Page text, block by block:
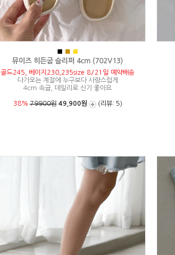
■ ■ ■
뮤이즈 히든굽 슬리퍼 4cm (702V13)
골드245, 베이지230,235size 8/21일 예약배송
다가오는 계절에 누구보다 사랑스럽게
4cm 속굽, 데일리로 신기 좋아요
38%79900원 49,900원 (리뷰: 5)